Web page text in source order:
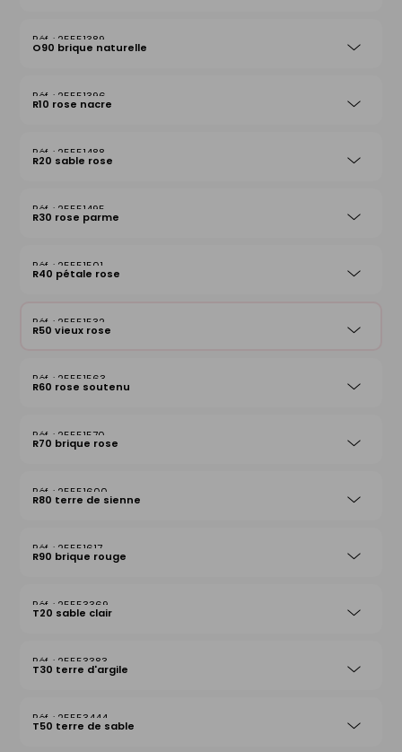
25551389
O90 brique naturelle
25551396
R10 rose nacre
25551488
R20 sable rose
25551495
R30 rose parme
25551501
R40 pétale rose
25551532
R50 vieux rose
25551563
R60 rose soutenu
25551570
R70 brique rose
25551600
R80 terre de sienne
25551617
R90 brique rouge
25553369
T20 sable clair
25553383
T30 terre d'argile
25553444
T50 terre de sable